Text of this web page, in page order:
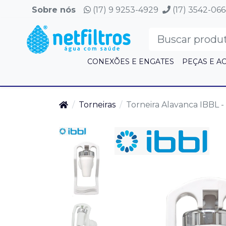
Sobre nós (17) 9 9253-4929 (17) 3542-
CONEXÕES E ENGATES
PEÇAS E
Torneiras Torneira Alavanca IBBL